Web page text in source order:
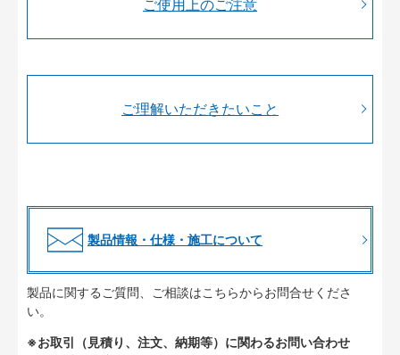
ご使用上のご注意
ご理解いただきたいこと
製品情報・仕様・施工について
製品に関するご質問、ご相談はこちらからお問合せくださ
い。
※お取引（見積り、注文、納期等）に関わるお問い合わせ